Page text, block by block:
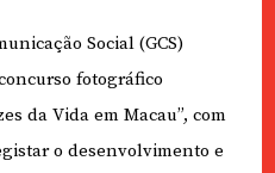
Social (GCS)
fotográfico
da Vida em Macau”, com
o desenvolvimento e